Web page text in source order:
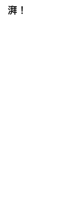
湃！